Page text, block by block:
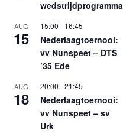
wedstrijdprogramma
AUG
15
15:00 - 16:45
Nederlaagtoernooi:
vv Nunspeet – DTS
’35 Ede
AUG
18
20:00 -21:45
Nederlaagtoernooi:
vv Nunspeet – sv
Urk